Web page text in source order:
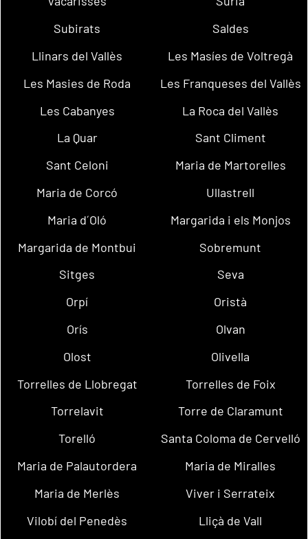
Subirats
Saldes
Llinars del Vallès
Les Masíes de Voltregà
Les Masies de Roda
Les Franqueses del Vallès
Les Cabanyes
La Roca del Vallès
La Quar
Sant Climent
Sant Celoni
Maria de Martorelles
Maria de Corcó
Ullastrell
Maria d´Oló
Margarida i els Monjos
Margarida de Montbui
Sobremunt
Sitges
Seva
Orpí
Oristà
Orís
Olvan
Olost
Olivella
Torrelles de Llobregat
Torrelles de Foix
Torrelavit
Torre de Claramunt
Torelló
Santa Coloma de Cervelló
Maria de Palautordera
Maria de Miralles
Maria de Merlès
Viver i Serrateix
Vilobí del Penedès
Lliçà de Vall